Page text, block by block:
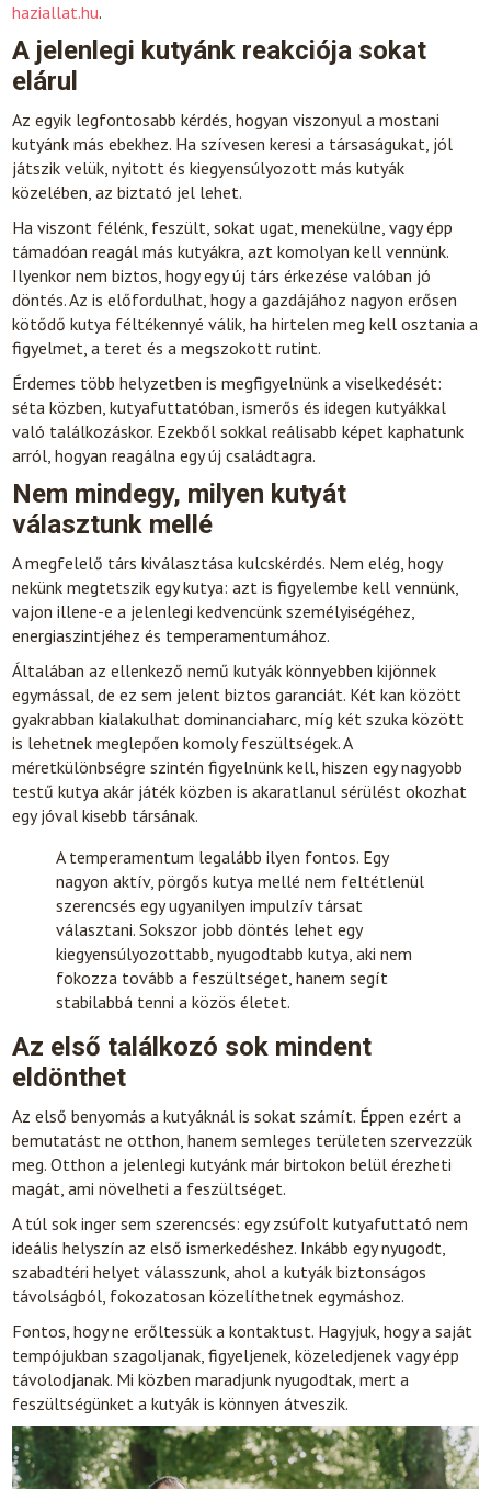
haziallat.hu.
A jelenlegi kutyánk reakciója sokat
elárul
Az egyik legfontosabb kérdés, hogyan viszonyul a mostani
kutyánk más ebekhez. Ha szívesen keresi a társaságukat, jól
játszik velük, nyitott és kiegyensúlyozott más kutyák
közelében, az biztató jel lehet.
Ha viszont félénk, feszült, sokat ugat, menekülne, vagy épp
támadóan reagál más kutyákra, azt komolyan kell vennünk.
Ilyenkor nem biztos, hogy egy új társ érkezése valóban jó
döntés. Az is előfordulhat, hogy a gazdájához nagyon erősen
kötődő kutya féltékennyé válik, ha hirtelen meg kell osztania a
figyelmet, a teret és a megszokott rutint.
Érdemes több helyzetben is megfigyelnünk a viselkedését:
séta közben, kutyafuttatóban, ismerős és idegen kutyákkal
való találkozáskor. Ezekből sokkal reálisabb képet kaphatunk
arról, hogyan reagálna egy új családtagra.
Nem mindegy, milyen kutyát
választunk mellé
A megfelelő társ kiválasztása kulcskérdés. Nem elég, hogy
nekünk megtetszik egy kutya: azt is figyelembe kell vennünk,
vajon illene-e a jelenlegi kedvencünk személyiségéhez,
energiaszintjéhez és temperamentumához.
Általában az ellenkező nemű kutyák könnyebben kijönnek
egymással, de ez sem jelent biztos garanciát. Két kan között
gyakrabban kialakulhat dominanciaharc, míg két szuka között
is lehetnek meglepően komoly feszültségek. A
méretkülönbségre szintén figyelnünk kell, hiszen egy nagyobb
testű kutya akár játék közben is akaratlanul sérülést okozhat
egy jóval kisebb társának.
A temperamentum legalább ilyen fontos. Egy
nagyon aktív, pörgős kutya mellé nem feltétlenül
szerencsés egy ugyanilyen impulzív társat
választani. Sokszor jobb döntés lehet egy
kiegyensúlyozottabb, nyugodtabb kutya, aki nem
fokozza tovább a feszültséget, hanem segít
stabilabbá tenni a közös életet.
Az első találkozó sok mindent
eldönthet
Az első benyomás a kutyáknál is sokat számít. Éppen ezért a
bemutatást ne otthon, hanem semleges területen szervezzük
meg. Otthon a jelenlegi kutyánk már birtokon belül érezheti
magát, ami növelheti a feszültséget.
A túl sok inger sem szerencsés: egy zsúfolt kutyafuttató nem
ideális helyszín az első ismerkedéshez. Inkább egy nyugodt,
szabadtéri helyet válasszunk, ahol a kutyák biztonságos
távolságból, fokozatosan közelíthetnek egymáshoz.
Fontos, hogy ne erőltessük a kontaktust. Hagyjuk, hogy a saját
tempójukban szagoljanak, figyeljenek, közeledjenek vagy épp
távolodjanak. Mi közben maradjunk nyugodtak, mert a
feszültségünket a kutyák is könnyen átveszik.